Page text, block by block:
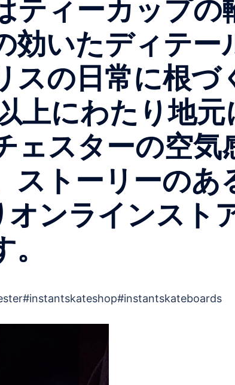
ティーカップ
効いたディテー
スの日常に根づ
上にわたり地
ェスターの空
ストーリーのあ
ンラインスト